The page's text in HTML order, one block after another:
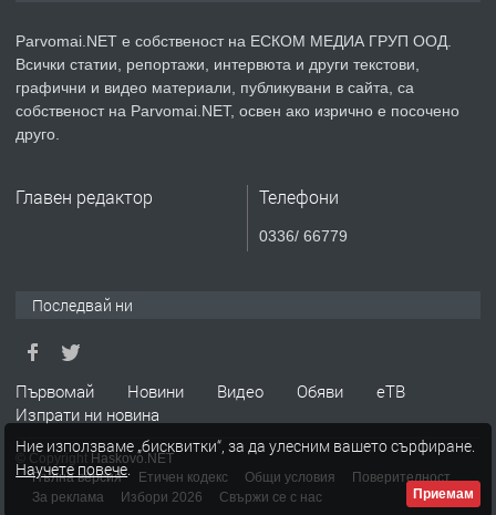
преди 1 година
ПРЕДЛАГА Уроци по Математика
ТЪРСИ Търсим работник
Parvomai.NET е собственост на ЕСКОМ МЕДИА ГРУП ООД.
Всички статии, репортажи, интервюта и други текстови,
графични и видео материали, публикувани в сайта, са
собственост на Parvomai.NET, освен ако изрично е посочено
друго.
Главен редактор Телефони
0336/ 66779
Последвай ни
Първомай Новини Видео Обяви
еТВ
Изпрати ни новина
© Copyright Haskovo.NET
Пълна версия
Етичен кодекс Общи условия
Поверителност
За реклама
Избори 2026 Свържи се с нас
Ние използваме „бисквитки“, за да улесним вашето сърфиране.
Научете повече.
Приемам